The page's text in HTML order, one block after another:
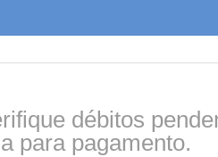
débitos
para pagamento.